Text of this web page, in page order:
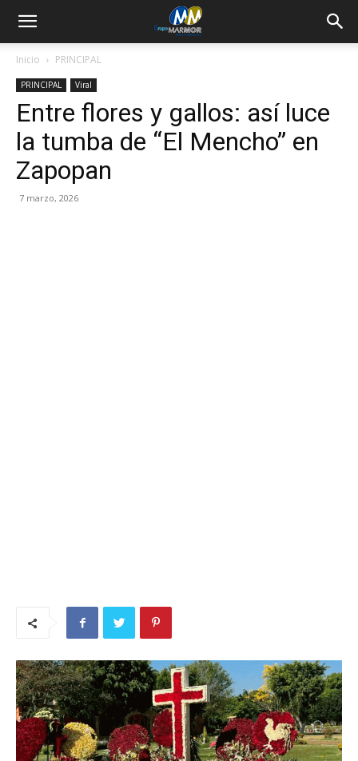
Inicio PRINCIPAL
PRINCIPAL Viral
Entre flores y gallos: así luce
la tumba de “El Mencho” en
Zapopan
7 marzo, 2026